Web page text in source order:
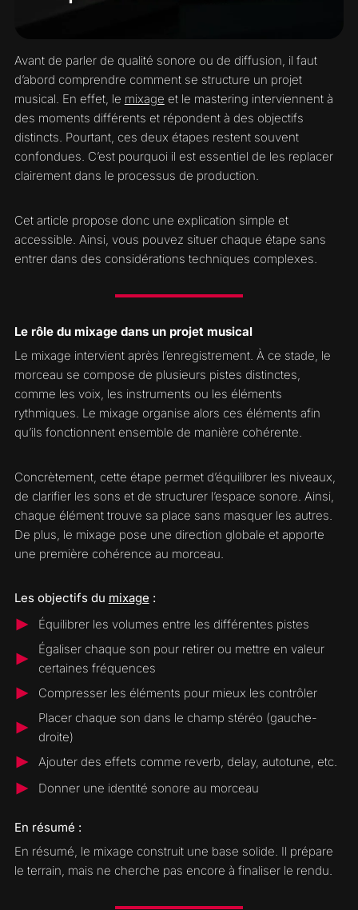
Avant de parler de qualité sonore ou de diffusion, il faut
d’abord comprendre comment se structure un projet
musical. En effet, le mixage et le mastering interviennent à
des moments différents et répondent à des objectifs
distincts. Pourtant, ces deux étapes restent souvent
confondues. C’est pourquoi il est essentiel de les replacer
clairement dans le processus de production.
Cet article propose donc une explication simple et
accessible. Ainsi, vous pouvez situer chaque étape sans
entrer dans des considérations techniques complexes.
Le rôle du mixage dans un projet musical
Le mixage intervient après l’enregistrement. À ce stade, le
morceau se compose de plusieurs pistes distinctes,
comme les voix, les instruments ou les éléments
rythmiques. Le mixage organise alors ces éléments afin
qu’ils fonctionnent ensemble de manière cohérente.
Concrètement, cette étape permet d’équilibrer les niveaux,
de clarifier les sons et de structurer l’espace sonore. Ainsi,
chaque élément trouve sa place sans masquer les autres.
De plus, le mixage pose une direction globale et apporte
une première cohérence au morceau.
Les objectifs du mixage :
Équilibrer les volumes entre les différentes pistes
Égaliser chaque son pour retirer ou mettre en valeur
certaines fréquences
Compresser les éléments pour mieux les contrôler
Placer chaque son dans le champ stéréo (gauche-
droite)
Ajouter des effets comme reverb, delay, autotune, etc.
Donner une identité sonore au morceau
En résumé :
En résumé, le mixage construit une base solide. Il prépare
le terrain, mais ne cherche pas encore à finaliser le rendu.